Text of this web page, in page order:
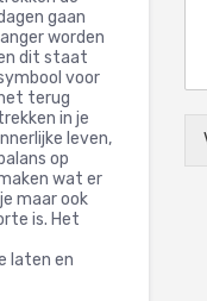
gaan
langer worden
dit staat
voor
het terug
in je
leven,
balans op
wat er
maar ook
is. Het
laten en